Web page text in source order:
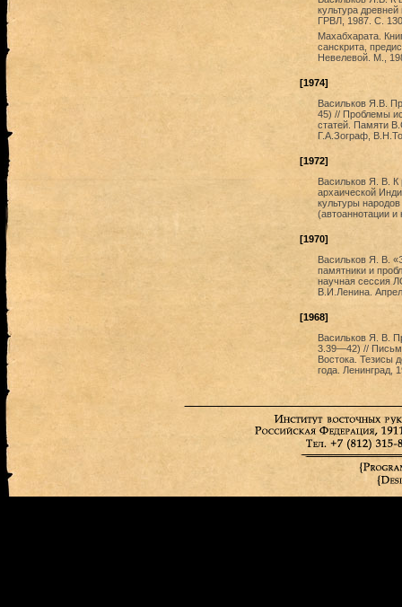
культура
ГРВЛ, 1987. С.
Махабхарата.
санскрита,
Невелевой. М.,
[1974]
Васильков Я.В.
45) // Проблемы
статей. Памяти
Г.А.Зограф,
[1972]
Васильков Я. В. К
архаической
культуры
(автоаннотации
[1970]
Васильков Я. В.
памятники и
научная сессия
В.И.Ленина.
[1968]
Васильков Я. В.
3.39—42) //
Востока. Тезисы
года. Ленинград,